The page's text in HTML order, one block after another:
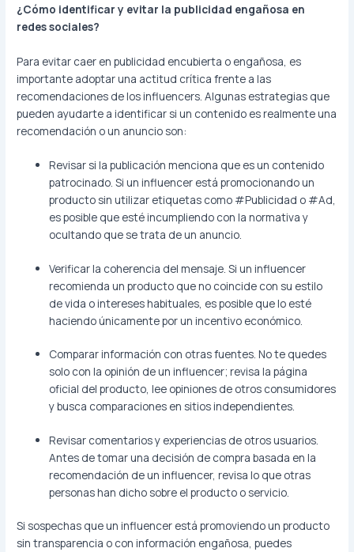
¿Cómo identificar y evitar la publicidad engañosa en
redes sociales?
Para evitar caer en publicidad encubierta o engañosa, es
importante adoptar una actitud crítica frente a las
recomendaciones de los influencers. Algunas estrategias que
pueden ayudarte a identificar si un contenido es realmente una
recomendación o un anuncio son:
Revisar si la publicación menciona que es un contenido
patrocinado. Si un influencer está promocionando un
producto sin utilizar etiquetas como #Publicidad o #Ad,
es posible que esté incumpliendo con la normativa y
ocultando que se trata de un anuncio.
Verificar la coherencia del mensaje. Si un influencer
recomienda un producto que no coincide con su estilo
de vida o intereses habituales, es posible que lo esté
haciendo únicamente por un incentivo económico.
Comparar información con otras fuentes. No te quedes
solo con la opinión de un influencer; revisa la página
oficial del producto, lee opiniones de otros consumidores
y busca comparaciones en sitios independientes.
Revisar comentarios y experiencias de otros usuarios.
Antes de tomar una decisión de compra basada en la
recomendación de un influencer, revisa lo que otras
personas han dicho sobre el producto o servicio.
Si sospechas que un influencer está promoviendo un producto
sin transparencia o con información engañosa, puedes